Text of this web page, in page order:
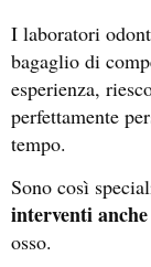
I laboratori
bagaglio di
esperienza,
perfettamente
tempo.
Sono così
interventi
osso.